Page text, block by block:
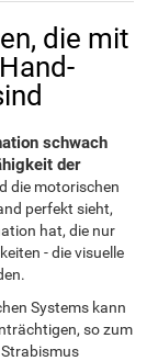
die mit
schwach
der
die motorischen
perfekt sieht,
hat, die nur
- die visuelle
Systems kann
so zum